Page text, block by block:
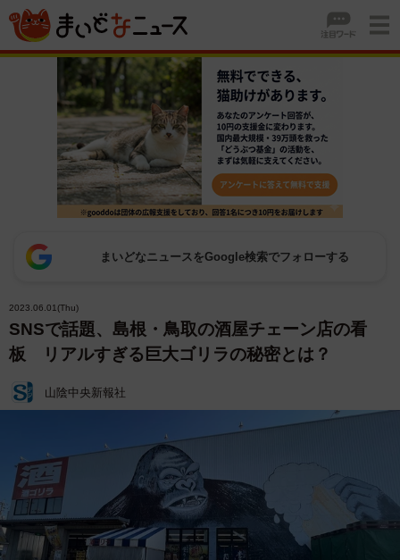
まいどなニュースをGoogle検索でフォローする
2023.06.01(Thu)
SNSで話題、島根・鳥取の酒屋チェーン店の看
板 リアルすぎる巨大ゴリラの秘密とは？
山陰中央新報社